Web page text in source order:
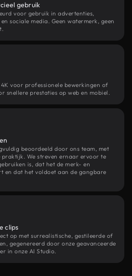
gebruik
voor gebruik in advertenties,
sociale media. Geen watermerk, geen
voor professionele bewerkingen of
snellere prestaties op web en mobiel.
beoordeeld door ons team, met
We streven ernaar ervoor te
is, dat het de merk- en
en dat het voldoet aan de gangbare
clips
op met surrealistische, gestileerde of
gegenereerd door onze geavanceerde
in onze AI Studio.